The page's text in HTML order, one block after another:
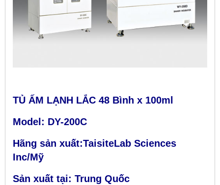
TỦ ẤM LẠNH LẮC 48 Bình x 100ml
Model: DY-200C
Hãng sản xuất:TaisiteLab Sciences
Inc/Mỹ
Sản xuất tại: Trung Quốc